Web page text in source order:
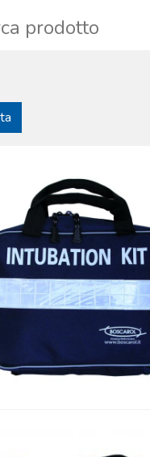
selezionati dispositivi
la piena affidabilità
nel supporto del cliente